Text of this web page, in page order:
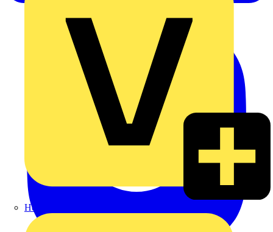
Heinrich Häusler GmbH